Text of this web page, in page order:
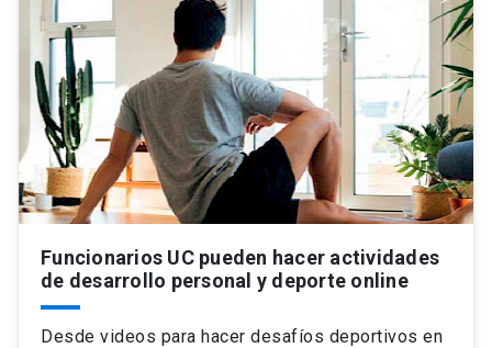
Funcionarios UC pueden hacer actividades
de desarrollo personal y deporte online
Desde videos para hacer desafíos deportivos en